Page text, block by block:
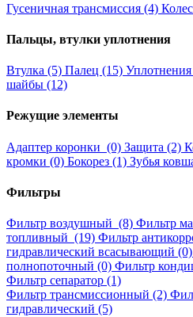
Гусеничная трансмиссия (4)
Пальцы, втулки уплотнения
Втулка (5) Палец (15)
шайбы (12)
Режущие элементы
Адаптер коронки (0) Защита (2)
кромки (0) Бокорез (1) Зубья
Фильтры
Фильтр воздушный (8) Фильтр
топливный (19) Фильтр
гидравлический всасывающий (0)
полнопоточный (0) Фильтр
Фильтр сепаратор (1)
Фильтр трансмиссионный (2)
гидравлический (5)